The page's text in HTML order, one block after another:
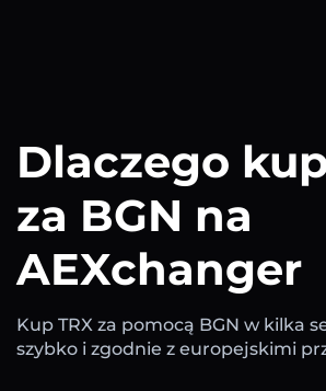
Dlaczego
za BGN na
AEXchanger
Kup TRX za pomocą BGN w kilka
szybko i zgodnie z europejskimi